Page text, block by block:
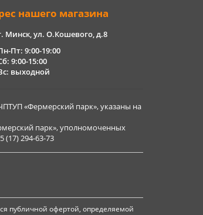
нашего магазина
Минск, ул. О.Кошевого, д.8
Пт: 9:00-19:00
9:00-15:00
выходной
«Фермерский парк», указаны на
парк», уполномоченных
(17) 294-63-73
публичной офертой, определяемой